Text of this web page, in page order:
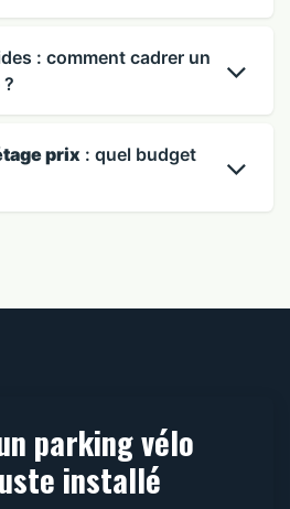
: comment cadrer un
?
prix : quel budget
parking vélo
installé